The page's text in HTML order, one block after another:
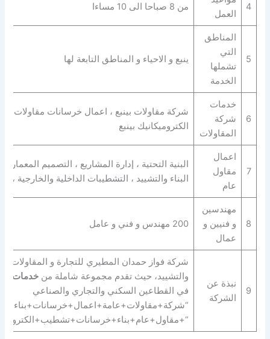
4
العمل
من 8 صباحا الى 10 مساءا
5
المناطق
التي
تشملها
الخدمة
ينبع و الاحياء و المناطق التابعة لها
6
خدمات
شركة
المقاولات
شركة مقاولات بينبع ، اعمال خرسانات مقاولات ،
الكتروميكانيك بينبع
7
اعمال
مقاول
عام
البنية التحتية ، إدارة المشاريع ، التصميم
البناء والتشييد ، التشطيبات الداخلية والخارجية
8
مهندسين
و فنيين و
عمال
200 مهندس و فني و عامل
9
نبذة عن
الشركة
شركة فواز حمدان المطيري للتجارة و المقاولات
والتشييد، حيث تقدم مجموعة شاملة من خدمات
في القطاعين السكني والتجاري والصناعي